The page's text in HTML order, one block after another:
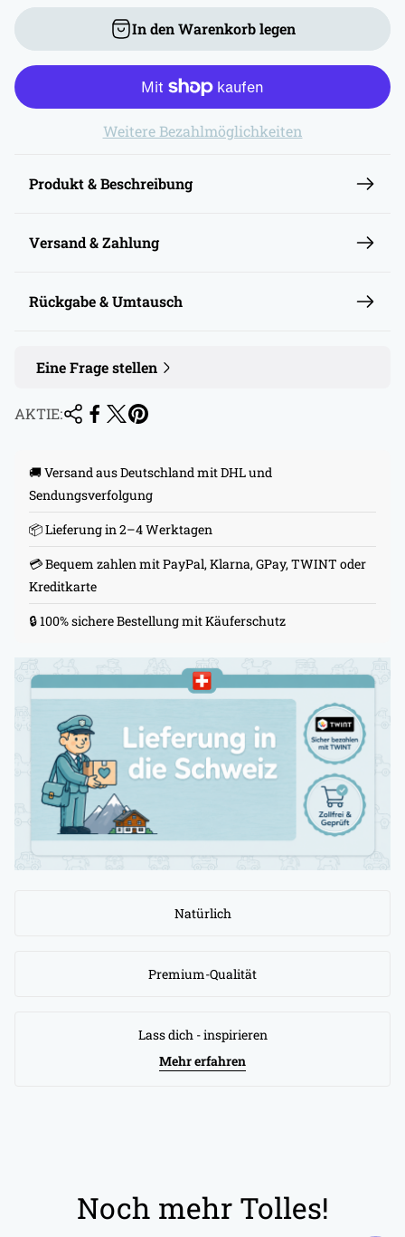
u
l
ä
r
e
In den Warenkorb legen
Weitere Bezahlmöglichkeiten
Produkt & Beschreibung
Versand & Zahlung
Rückgabe & Umtausch
Eine Frage stellen
AKTIE:
🚚 Versand aus Deutschland mit DHL und
Sendungsverfolgung
📦 Lieferung in 2–4 Werktagen
💳 Bequem zahlen mit PayPal, Klarna, GPay, TWINT oder
Kreditkarte
🔒 100% sichere Bestellung mit Käuferschutz
Natürlich
Premium-Qualität
Lass dich - inspirieren
Mehr erfahren
Noch mehr Tolles!